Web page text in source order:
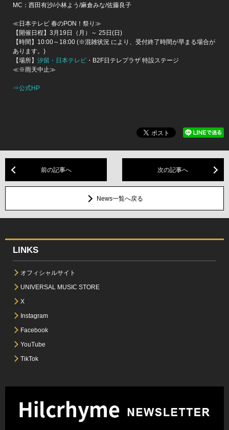
MC：西田有沙/小林よう/麻倉みな/佐藤良子
≪日本テレビ 春のPON！祭り≫
【開催日程】3月19日（月）～ 25日(日)
【時間】10:00～18:00 (※混雑状況 により、受付終了時間が早まる場合が
あります。)
【場所】 汐留・日本テレビ ・B2F日テレプラザ 特設ステージ
≪※雨天中止≫
⇒公式HP
前の記事へ 次の記事へ
News一覧へ戻る
LINKS
オフィシャルサイト
UNIVERSAL MUSIC STORE
X
Instagram
Facebook
YouTube
TikTok